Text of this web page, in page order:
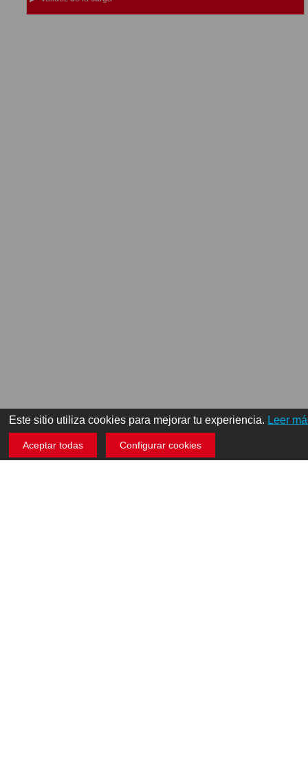
Este sitio utiliza cookies para mejorar tu experiencia. Leer
Aceptar todas Configurar cookies